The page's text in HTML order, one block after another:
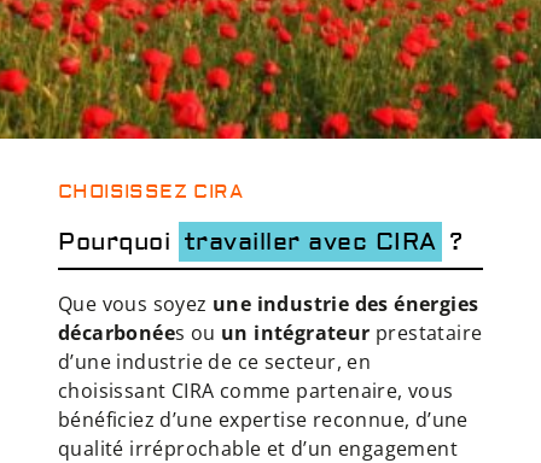
CHOISISSEZ CIRA
Pourquoi travailler avec CIRA ?
Que vous soyez une industrie des énergies
décarbonées ou un intégrateur prestataire
d’une industrie de ce secteur, en
choisissant CIRA comme partenaire, vous
bénéficiez d’une expertise reconnue, d’une
qualité irréprochable et d’un engagement